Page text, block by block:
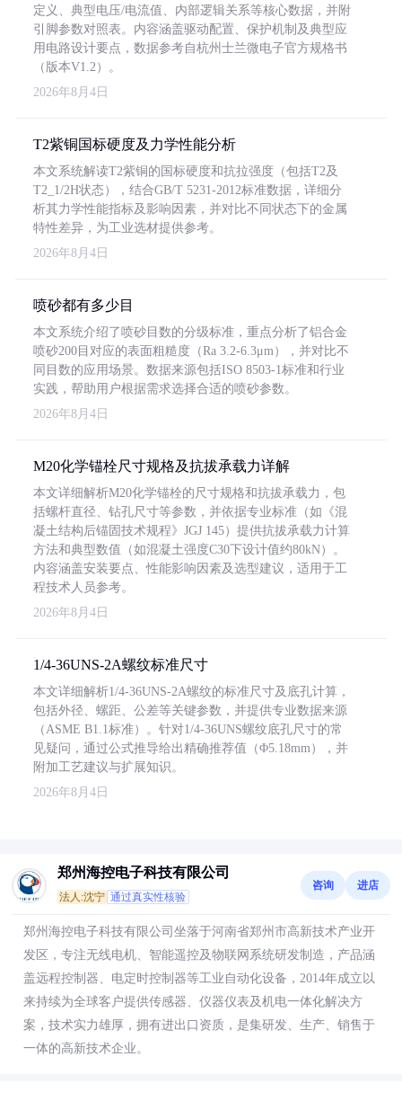
定义、典型电压/电流值、内部逻辑关系等核心数据，并附
引脚参数对照表。内容涵盖驱动配置、保护机制及典型应
用电路设计要点，数据参考自杭州士兰微电子官方规格书
（版本V1.2）。
2026年8月4日
T2紫铜国标硬度及力学性能分析
本文系统解读T2紫铜的国标硬度和抗拉强度（包括T2及
T2_1/2H状态），结合GB/T 5231-2012标准数据，详细分
析其力学性能指标及影响因素，并对比不同状态下的金属
特性差异，为工业选材提供参考。
2026年8月4日
喷砂都有多少目
本文系统介绍了喷砂目数的分级标准，重点分析了铝合金
喷砂200目对应的表面粗糙度（Ra 3.2-6.3μm），并对比不
同目数的应用场景。数据来源包括ISO 8503-1标准和行业
实践，帮助用户根据需求选择合适的喷砂参数。
2026年8月4日
M20化学锚栓尺寸规格及抗拔承载力详解
本文详细解析M20化学锚栓的尺寸规格和抗拔承载力，包
括螺杆直径、钻孔尺寸等参数，并依据专业标准（如《混
凝土结构后锚固技术规程》JGJ 145）提供抗拔承载力计算
方法和典型数值（如混凝土强度C30下设计值约80kN）。
内容涵盖安装要点、性能影响因素及选型建议，适用于工
程技术人员参考。
2026年8月4日
1/4-36UNS-2A螺纹标准尺寸
本文详细解析1/4-36UNS-2A螺纹的标准尺寸及底孔计算，
包括外径、螺距、公差等关键参数，并提供专业数据来源
（ASME B1.1标准）。针对1/4-36UNS螺纹底孔尺寸的常
见疑问，通过公式推导给出精确推荐值（Φ5.18mm），并
附加工艺建议与扩展知识。
2026年8月4日
郑州海控电子科技有限公司
法人:沈宁 通过真实性核验
咨询 进店
郑州海控电子科技有限公司坐落于河南省郑州市高新技术产业开
发区，专注无线电机、智能遥控及物联网系统研发制造，产品涵
盖远程控制器、电定时控制器等工业自动化设备，2014年成立以
来持续为全球客户提供传感器、仪器仪表及机电一体化解决方
案，技术实力雄厚，拥有进出口资质，是集研发、生产、销售于
一体的高新技术企业。